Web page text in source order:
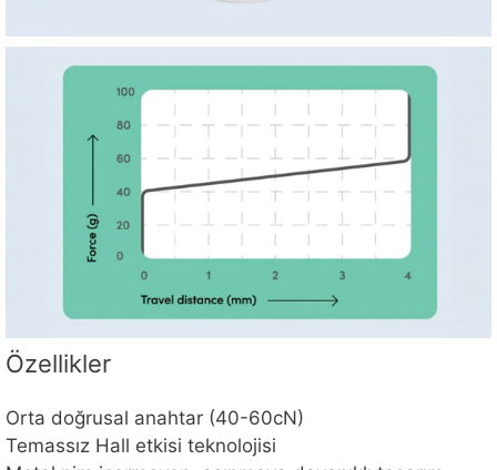
Özellikler
Orta doğrusal anahtar (40-60cN)
Temassız Hall etkisi teknolojisi